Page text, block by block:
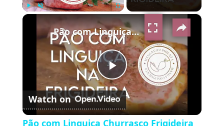
×
Play
Video
Pão com Linguiça Churrasco Frigideira
Watch on
Pão com Linguiça Churrasco Frigideira